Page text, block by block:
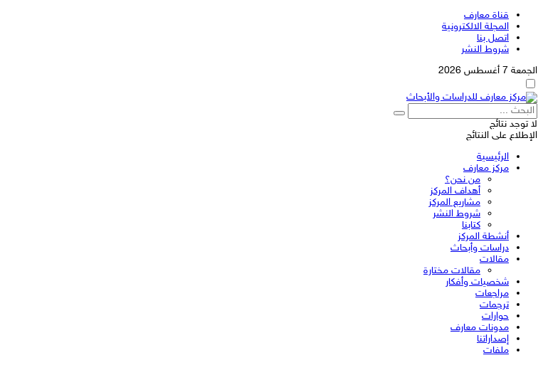
قناة معارف
المجلة الالكترونية
اتصل بنا
شروط النشر
الجمعة 7 أغسطس 2026
لا توجد نتائج
الإطلاع على النتائج
الرئيسية
مركز معارف
من نحن؟
أهداف المركز
مشاريع المركز
شروط النشر
كتابنا
أنشطة المركز
دراسات وأبحاث
مقالات
مقالات مختارة
شخصيات وأفكار
مراجعات
ترجمات
حوارات
مدونات معارف
إصداراتنا
ملفات